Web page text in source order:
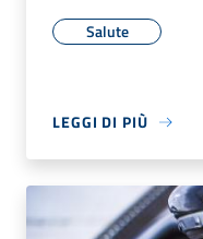
Salute
LEGGI DI PIÙ